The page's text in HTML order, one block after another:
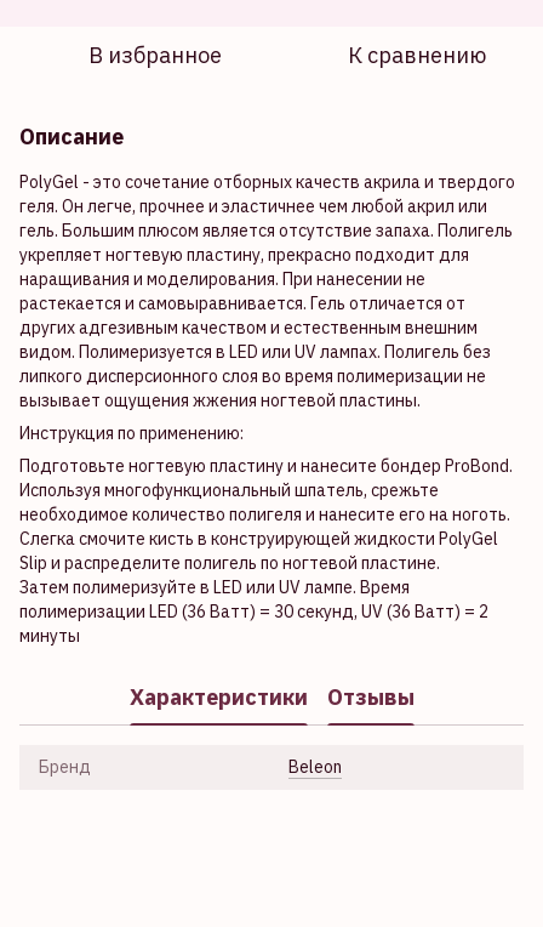
В избранное К сравнению
Описание
PolyGel - это сочетание отборных качеств акрила и твердого
геля. Он легче, прочнее и эластичнее чем любой акрил или
гель. Большим плюсом является отсутствие запаха. Полигель
укрепляет ногтевую пластину, прекрасно подходит для
наращивания и моделирования. При нанесении не
растекается и самовыравнивается. Гель отличается от
других адгезивным качеством и естественным внешним
видом. Полимеризуется в LED или UV лампах. Полигель без
липкого дисперсионного слоя во время полимеризации не
вызывает ощущения жжения ногтевой пластины.
Инструкция по применению:
Подготовьте ногтевую пластину и нанесите бондер ProBond.
Используя многофункциональный шпатель, срежьте
необходимое количество полигеля и нанесите его на ноготь.
Слегка смочите кисть в конструирующей жидкости PolyGel
Slip и распределите полигель по ногтевой пластине.
Затем полимеризуйте в LED или UV лампе. Время
полимеризации LED (36 Ватт) = 30 секунд, UV (36 Ватт) = 2
минуты
Характеристики Отзывы
Бренд Beleon